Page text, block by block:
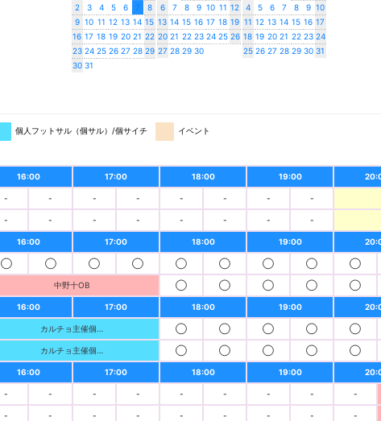
2
3 4 5 6 7
8
9 10 11 12 13 14 15
16 17 18 19 20 21 22
23 24 25 26 27 28 29
30 31
6
7 8 9 10 11 12
13 14 15 16 17 18 19
20 21 22 23 24 25 26
27 28 29 30
4
5 6 7 8 9 10
11 12 13 14 15 16 17
18 19 20 21 22 23 24
25 26 27 28 29 30 31
個人フットサル（個サル）/個サイチ イベント
16:00 17:00 18:00 19:00
- - - - - - - -
- - - - - - - -
16:00 17:00 18:00 19:00
◯ ◯ ◯ ◯ ◯ ◯ ◯ ◯ ◯
中野十OB ◯ ◯ ◯ ◯ ◯
16:00 17:00 18:00 19:00
カルチョ主催個… ◯ ◯ ◯ ◯ ◯
カルチョ主催個… ◯ ◯ ◯ ◯ ◯
16:00 17:00 18:00 19:00
- - - - - - - - -
- - - - - - - - -